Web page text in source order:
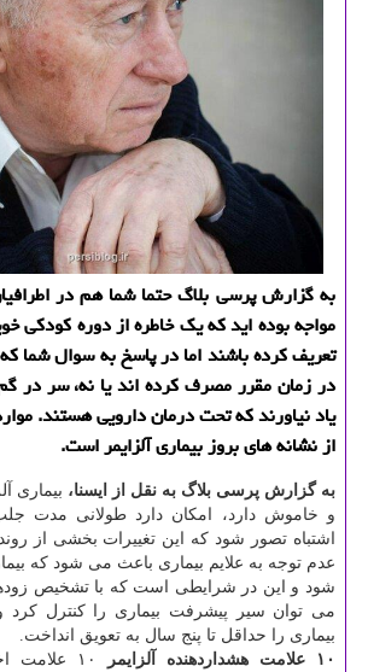
به گزارش پرسی بلاگ حتما شما هم در
مواجه بوده اید كه یك خاطره از دوره كودكی
تعریف كرده باشند اما در پاسخ به سوال شما
در زمان مقرر مصرف كرده اند یا نه، سر در
یاد نیاورند كه تحت درمان دارویی هستند.
از نشانه های بروز بیماری آلزایمر است.
به گزارش پرسی بلاگ به نقل از ایسنا، بیماری
و خاموش دارد، امكان دارد طولانی مدت
اشتباه تصور شود كه این تغییرات بخشی از
عدم توجه به علایم بیماری باعث می شود كه
شود و این در شرایطی است كه با تشخیص
می توان سیر پیشرفت بیماری را كنترل كرد
بیماری را حداقل تا پنج سال به تعویق انداخت.
۱۰ علامت هشداردهنده آلزایمر
۱۰ علامت